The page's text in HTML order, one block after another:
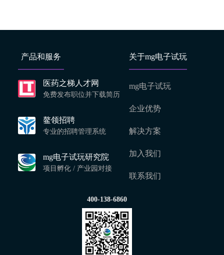
产品和服务
医药之梯人才网
免费发布职位并下载简历
鳌领招聘
专业的招聘管理系统
mg电子试玩研究院
项目孵化 / 产业园对接
关于mg电子试玩
mg电子试玩
企业优势
解决方案
加入我们
联系我们
400-138-6860